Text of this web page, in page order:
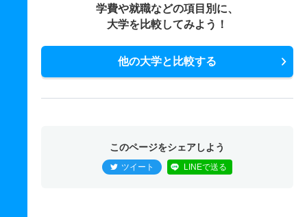
学費や就職などの項目別に、
大学を比較してみよう！
他の大学と比較する
このページをシェアしよう
ツイート LINEで送る